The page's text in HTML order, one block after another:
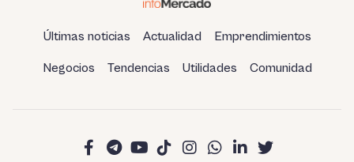
Últimas noticias Actualidad Emprendimientos
Negocios Tendencias Utilidades Comunidad